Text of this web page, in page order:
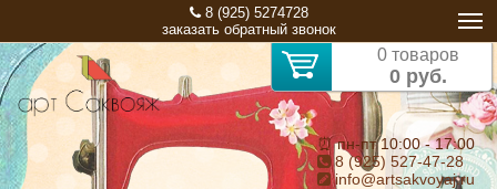
8 (925) 5274728
заказать обратный звонок
0 товаров
0 руб.
⏰ пн-пт 10:00 - 17:00
8 (925) 527-47-28
info@artsakvoyaj.ru